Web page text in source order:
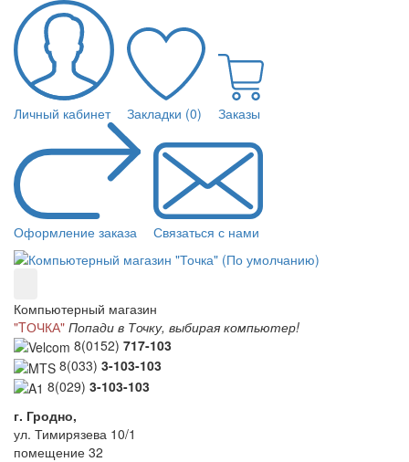
Личный кабинет Закладки (0) Заказы
Оформление заказа Связаться с нами
Компьютерный магазин
"TОЧКА" Попади в Точку, выбирая компьютер!
8(0152) 717-103
8(033) 3-103-103
8(029) 3-103-103
г. Гродно,
ул. Тимирязева 10/1
помещение 32